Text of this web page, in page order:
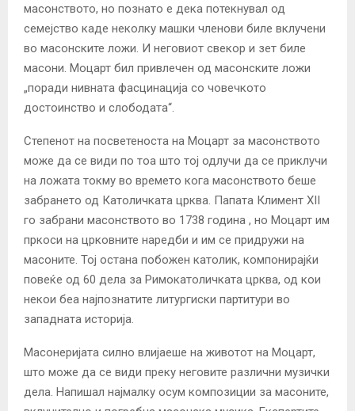
масонството, но познато е дека потекнувал од
семејство каде неколку машки членови биле вклучени
во масонските ложи. И неговиот свекор и зет биле
масони. Моцарт бил привлечен од масонските ложи
„поради нивната фасцинација со човечкото
достоинство и слободата“.
Степенот на посветеноста на Моцарт за масонството
може да се види по тоа што тој одлучи да се приклучи
на ложата токму во времето кога масонството беше
забрането од Католичката црква. Папата Климент XII
го забрани масонството во 1738 година , но Моцарт им
пркоси на црковните наредби и им се придружи на
масоните. Тој остана побожен католик, компонирајќи
повеќе од 60 дела за Римокатоличката црква, од кои
некои беа најпознатите литургиски партитури во
западната историја.
Масонеријата силно влијаеше на животот на Моцарт,
што може да се види преку неговите различни музички
дела. Напишал најмалку осум композиции за масоните,